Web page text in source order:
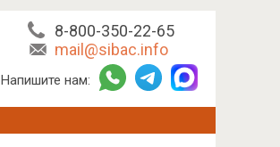
8-800-350-22-65
mail@sibac.info
Напишите нам: